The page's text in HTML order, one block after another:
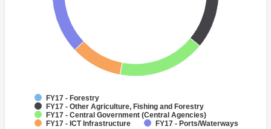
FY17 - Forestry
FY17 - Other Agriculture, Fishing and Forestry
FY17 - Central Government (Central Agencies)
FY17 - ICT Infrastructure
FY17 - Ports/Waterways